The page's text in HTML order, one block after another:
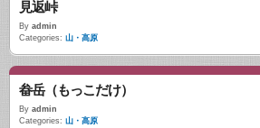
見返峠
By admin
Categories: 山・高原
畚岳（もっこだけ）
By admin
Categories: 山・高原